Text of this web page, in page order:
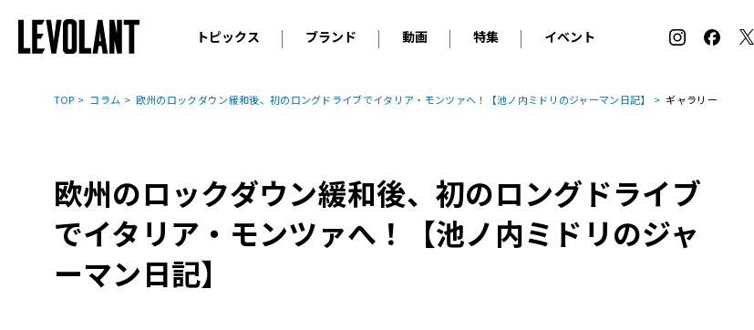
トピックス
ニュース
コラム
ブランド
輸入車 アウディ BMW
アルピナ
プジョー
ルノー
アバルト
アルファ・ロメオ
フェラーリ
ランボルギーニ
マセラティ
アストン・マーティン
動画
オリジナル動画
特集
2026 サマータイヤ＆ホイール バイヤーズガイド
ホイールカタログ
タイヤ特集
イベント
ル・ボラン カーズ・ミート2026横浜
EV:LIFE KOBE 2025
ル・ボラン カーズ・ミート2025横浜
TOP コラム 欧州のロックダウン緩和後、初のロングドライブでイタリア・モンツァへ！【池ノ内ミドリのジャーマン日記】 ギャラリー
欧州のロックダウン緩和後、初のロングドライブ
でイタリア・モンツァへ！【池ノ内ミドリのジャ
ーマン日記】